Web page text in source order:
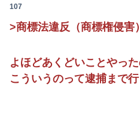
107
>商標法違反（商標権侵害
よほどあくどいことやっ
こういうのって逮捕まで